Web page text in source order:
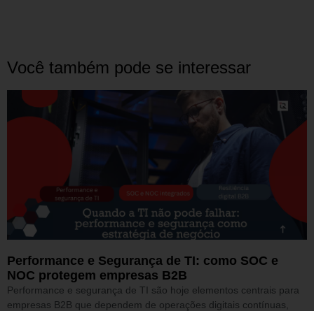
Você também pode se interessar
Performance e Segurança de TI: como SOC e
NOC protegem empresas B2B
Performance e segurança de TI são hoje elementos centrais para
empresas B2B que dependem de operações digitais contínuas,